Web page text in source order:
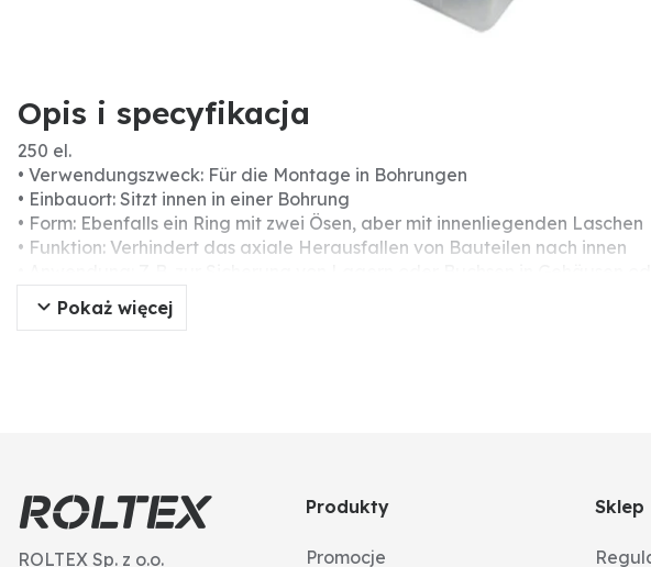
Opis i specyfikacja
250 el.
• Verwendungszweck: Für die Montage in Bohrungen
• Einbauort: Sitzt innen in einer Bohrung
• Form: Ebenfalls ein Ring mit zwei Ösen, aber mit innenliegenden Laschen
• Funktion: Verhindert das axiale Herausfallen von Bauteilen nach innen
Pokaż więcej
ROLTEX Sp. z o.o.
Produkty
Promocje
Sklep